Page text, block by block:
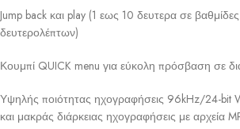
Jump back και play (1 εως 10 δευτερα σε
δευτερολέπτων)
Κουμπί QUICK menu για εύκολη πρόσβαση σε
Υψηλής ποιότητας ηχογραφήσεις 96kHz/24-bit
και μακράς διάρκειας ηχογραφήσεις με αρχεία